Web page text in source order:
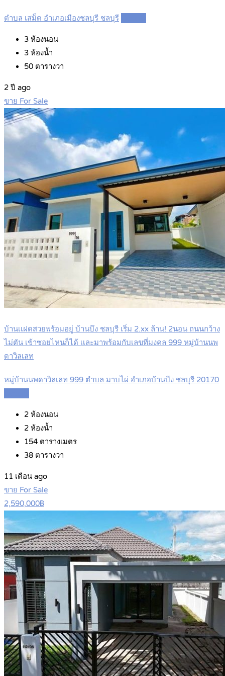
ตำบล เสม็ด อำเภอเมืองชลบุรี ชลบุรี
3 ห้องนอน
3 ห้องน้ำ
50 ตารางวา
2 ปี ago
ขาย For Sale
บ้านเเฝดสวยพร้อมอยู่ บ้านบึง ชลบุรี เริ่ม 2.xx ล้าน! 2นอน ถนนกว้าง
ไม่ตัน เข้าซอยไหนก็ได้ เเละมาพร้อมกับเลขที่มงคล 999 หมู่บ้านนพ
ดาวิลเลท
หมู่บ้านนพดาวิลเลท 999 ตำบล มาบไผ่ อำเภอบ้านบึง ชลบุรี 20170
2 ห้องนอน
2 ห้องน้ำ
154 ตารางเมตร
38 ตารางวา
11 เดือน ago
ขาย For Sale
2,590,000฿